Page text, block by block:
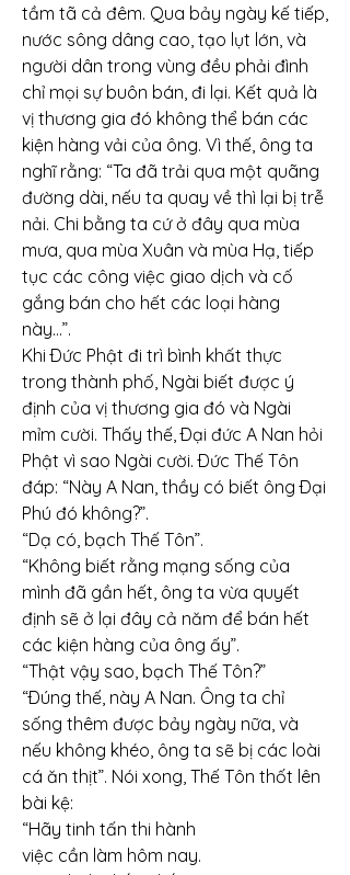
tầm tã cả đêm. Qua bảy ngày kế tiếp,
nước sông dâng cao, tạo lụt lớn, và
người dân trong vùng đều phải đình
chỉ mọi sự buôn bán, đi lại. Kết quả là
vị thương gia đó không thể bán các
kiện hàng vải của ông. Vì thế, ông ta
nghĩ rằng: “Ta đã trải qua một quãng
đường dài, nếu ta quay về thì lại bị trễ
nải. Chi bằng ta cứ ở đây qua mùa
mưa, qua mùa Xuân và mùa Hạ, tiếp
tục các công việc giao dịch và cố
gắng bán cho hết các loại hàng
này…”.
Khi Ðức Phật đi trì bình khất thực
trong thành phố, Ngài biết được ý
định của vị thương gia đó và Ngài
mỉm cười. Thấy thế, Ðại đức A Nan hỏi
Phật vì sao Ngài cười. Ðức Thế Tôn
đáp: “Này A Nan, thầy có biết ông Ðại
Phú đó không?”.
“Dạ có, bạch Thế Tôn”.
“Không biết rằng mạng sống của
mình đã gần hết, ông ta vừa quyết
định sẽ ở lại đây cả năm để bán hết
các kiện hàng của ông ấy”.
“Thật vậy sao, bạch Thế Tôn?”
“Ðúng thế, này A Nan. Ông ta chỉ
sống thêm được bảy ngày nữa, và
nếu không khéo, ông ta sẽ bị các loài
cá ăn thịt”. Nói xong, Thế Tôn thốt lên
bài kệ:
“Hãy tinh tấn thi hành
việc cần làm hôm nay.